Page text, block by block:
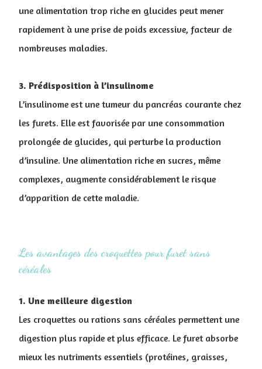
une alimentation trop riche en glucides peut mener
rapidement à une prise de poids excessive, facteur de
nombreuses maladies.
3. Prédisposition à l’insulinome
L’insulinome est une tumeur du pancréas courante chez
les furets. Elle est favorisée par une consommation
prolongée de glucides, qui perturbe la production
d’insuline. Une alimentation riche en sucres, même
complexes, augmente considérablement le risque
d’apparition de cette maladie.
Les avantages des ​croquettes pour furet sans
céréales
1. Une meilleure digestion
Les croquettes ou rations sans céréales permettent une
digestion plus rapide et plus efficace. Le furet absorbe
mieux les nutriments essentiels (protéines, graisses,